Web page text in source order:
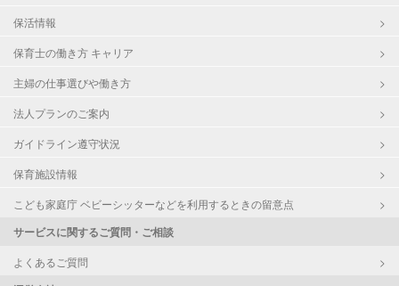
保活情報
保育士の働き方 キャリア
主婦の仕事選びや働き方
法人プランのご案内
ガイドライン遵守状況
保育施設情報
こども家庭庁 ベビーシッターなどを利用するときの留意点
サービスに関するご質問・ご相談
よくあるご質問